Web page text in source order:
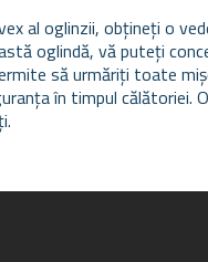
al oglinzii, obțineți o
oglindă, vă puteți
să urmăriți toate
în timpul călătoriei.